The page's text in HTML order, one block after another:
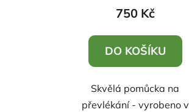
produktu
z
hvězdiček.
750 Kč
DO KOŠÍKU
Skvělá pomůcka na
převlékání - vyrobeno v